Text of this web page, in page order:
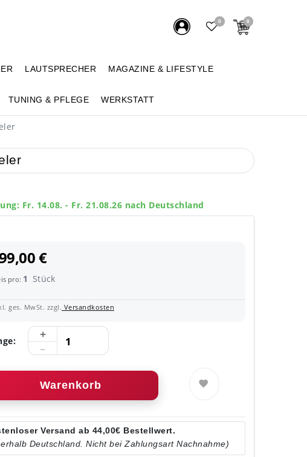
0 0
LAUTSPRECHER MAGAZINE & LIFESTYLE
TUNING & PFLEGE WERKSTATT
Fr. 14.08. - Fr. 21.08.26 nach Deutschland
€
pro: 1 Stück
ges. MwSt. zzgl. Versandkosten
Warenkorb
Versand ab 44,00€ Bestellwert.
Deutschland. Nicht bei Zahlungsart Nachnahme)